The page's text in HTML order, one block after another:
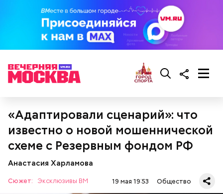
«Адаптировали сценарий»: что
известно о новой мошеннической
схеме с Резервным фондом РФ
Анастасия Харламова
Сюжет: Эксклюзивы ВМ 19 мая 19:53 Общество